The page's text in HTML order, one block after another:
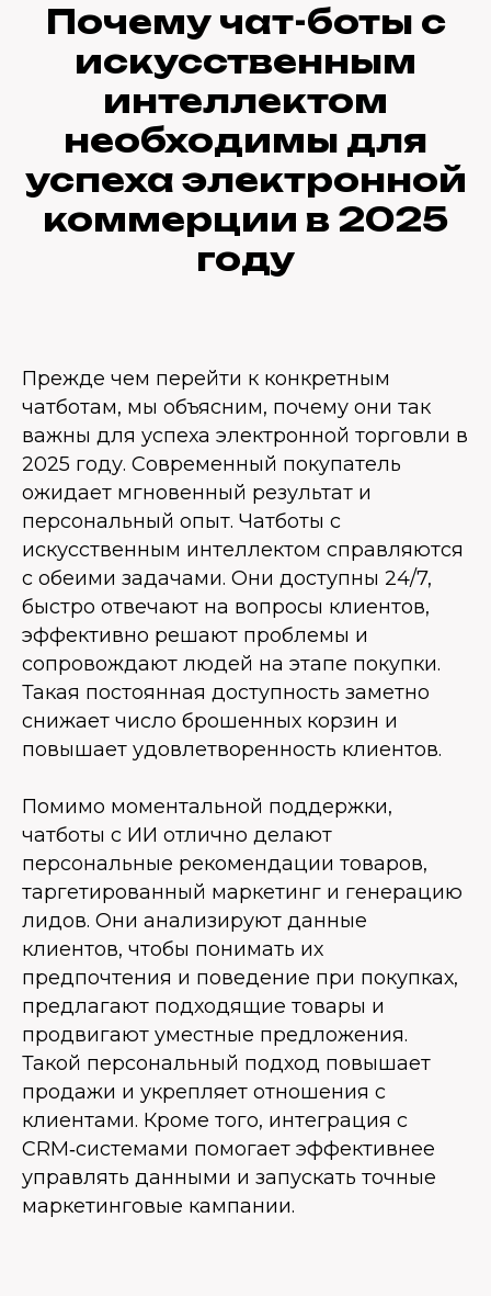
Почему чат-боты с
искусственным
интеллектом
необходимы для
успеха электронной
коммерции в 2025
году
Прежде чем перейти к конкретным
чатботам, мы объясним, почему они так
важны для успеха электронной торговли в
2025 году. Современный покупатель
ожидает мгновенный результат и
персональный опыт. Чатботы с
искусственным интеллектом справляются
с обеими задачами. Они доступны 24/7,
быстро отвечают на вопросы клиентов,
эффективно решают проблемы и
сопровождают людей на этапе покупки.
Такая постоянная доступность заметно
снижает число брошенных корзин и
повышает удовлетворенность клиентов.
Помимо моментальной поддержки,
чатботы с ИИ отлично делают
персональные рекомендации товаров,
таргетированный маркетинг и генерацию
лидов. Они анализируют данные
клиентов, чтобы понимать их
предпочтения и поведение при покупках,
предлагают подходящие товары и
продвигают уместные предложения.
Такой персональный подход повышает
продажи и укрепляет отношения с
клиентами. Кроме того, интеграция с
CRM‑системами помогает эффективнее
управлять данными и запускать точные
маркетинговые кампании.